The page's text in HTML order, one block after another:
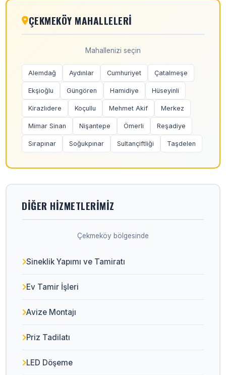
ÇEKMEKÖY MAHALLELERI
Mahallenizi seçin
Alemdağ Aydınlar Cumhuriyet Çatalmeşe
Ekşioğlu Güngören Hamidiye Hüseyinli
Kirazlıdere Koçullu Mehmet Akif Merkez
Mimar Sinan Nişantepe Ömerli Reşadiye
Sırapınar Soğukpınar Sultançiftliği Taşdelen
DIĞER HIZMETLERIMIZ
Çekmeköy bölgesinde
Sineklik Yapımı ve Tamiratı
Ev Tamir İşleri
Avize Montajı
Priz Tadilatı
LED Döşeme